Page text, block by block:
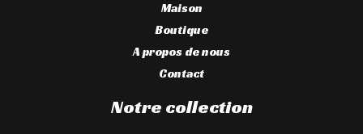
Maison
Boutique
A propos de nous
Contact
Notre collection